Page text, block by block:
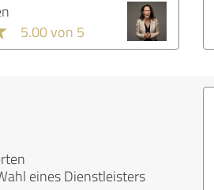
5.00 von 5
eines Dienstleisters